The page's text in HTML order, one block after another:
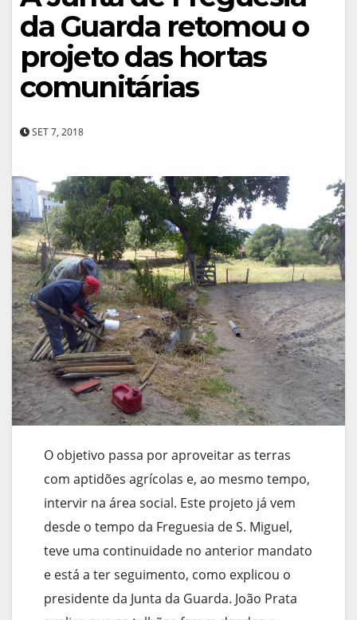
da Guarda retomou o
projeto das hortas
comunitárias
SET 7, 2018
O objetivo passa por aproveitar as terras
com aptidões agrícolas e, ao mesmo tempo,
intervir na área social. Este projeto já vem
desde o tempo da Freguesia de S. Miguel,
teve uma continuidade no anterior mandato
e está a ter seguimento, como explicou o
presidente da Junta da Guarda. João Prata